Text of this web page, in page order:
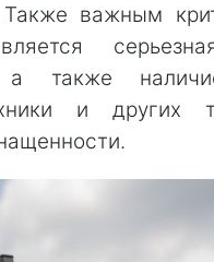
Также важным
а также
и других